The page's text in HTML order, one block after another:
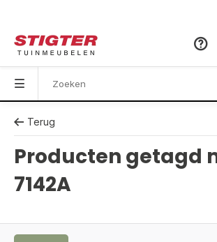
Terug
Producten getagd
7142A